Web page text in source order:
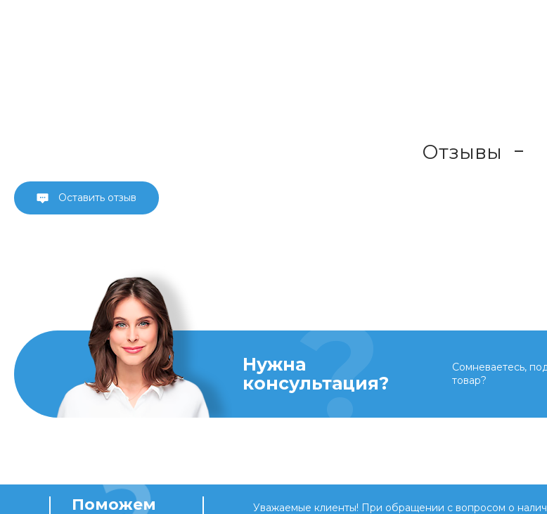
Отзывы
Оставить отзыв
Нужна
консультация?
Сомневаетесь,
товар?
Поможем
Уважаемые клиенты! При обращении с вопросом о